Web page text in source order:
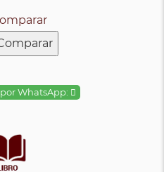
WhatsApp: